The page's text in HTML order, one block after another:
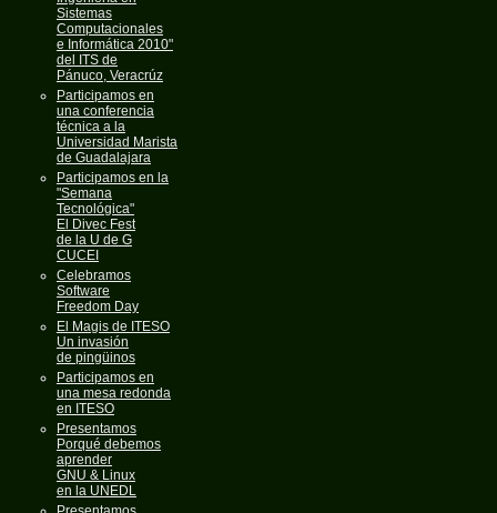
Sistemas
Computacionales
e Informática 2010"
del ITS de
Pánuco, Veracrúz
Participamos en
una conferencia
técnica a la
Universidad Marista
de Guadalajara
Participamos en la
"Semana
Tecnológica"
El Divec Fest
de la U de G
CUCEI
Celebramos
Software
Freedom Day
El Magis de ITESO
Un invasión
de pingüinos
Participamos en
una mesa redonda
en ITESO
Presentamos
Porqué debemos
aprender
GNU & Linux
en la UNEDL